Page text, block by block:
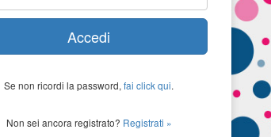
Accedi
Se non ricordi la password, fai click qui.
Non sei ancora registrato? Registrati »